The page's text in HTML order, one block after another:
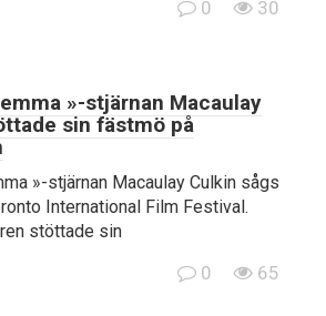
0 30
»-stjärnan Macaulay
sin fästmö på
»-stjärnan Macaulay Culkin sågs
International Film Festival.
stöttade sin
0 65